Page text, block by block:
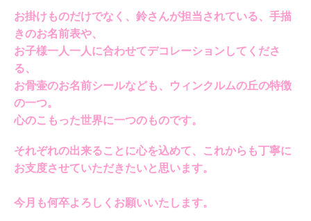
お掛けものだけでなく、鈴さんが担当されている、手描
きのお名前表や、
お子様一人一人に合わせてデコレーションしてくださ
る、
お骨壷のお名前シールなども、ウィンクルムの丘の特徴
の一つ。
心のこもった世界に一つのものです。
それぞれの出来ることに心を込めて、これからも丁寧に
お支度させていただきたいと思います。
今月も何卒よろしくお願いいたします。